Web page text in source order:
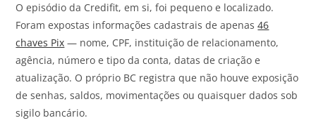
O episódio da Credifit, em si, foi pequeno e localizado.
Foram expostas informações cadastrais de apenas46
chaves Pix — nome, CPF, instituição de relacionamento,
agência, número e tipo da conta, datas de criação e
atualização. O próprio BC registra que não houve exposição
de senhas, saldos, movimentações ou quaisquer dados sob
sigilo bancário.